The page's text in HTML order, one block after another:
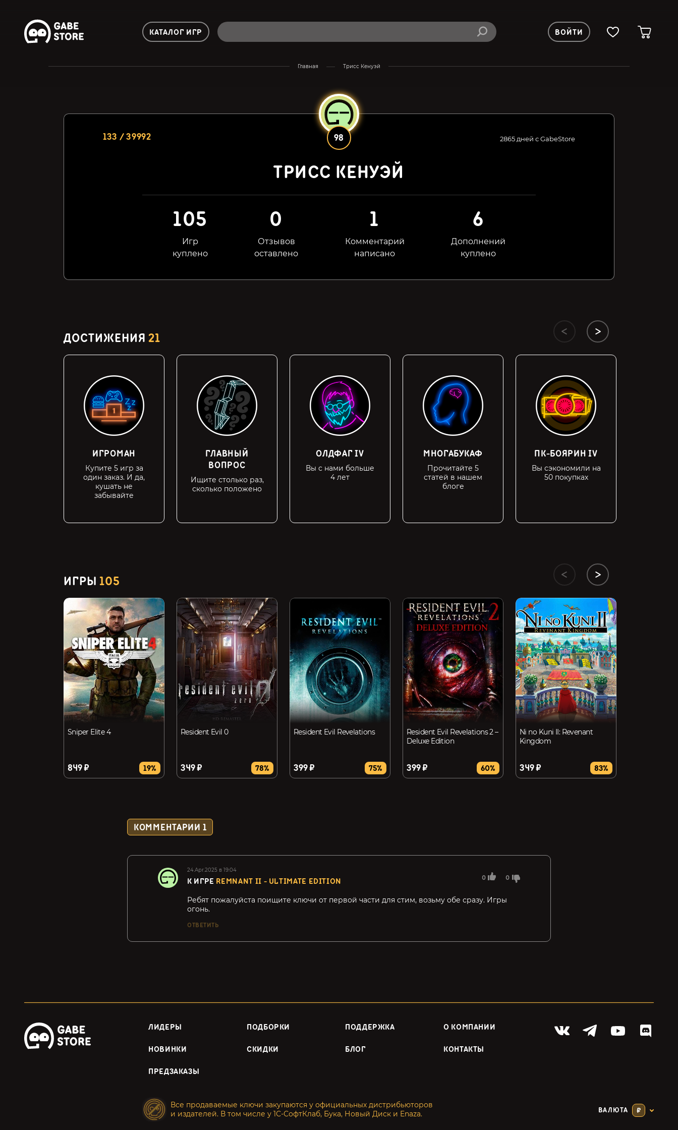
КАТАЛОГ ИГР ВОЙТИ
Главная Трисс Кенуэй
133 / 39992 98 2865 дней с GabeStore
ТРИСС КЕНУЭЙ
105
Игр
куплено
0
Отзывов
оставлено
1
Комментарий
написано
6
Дополнений
куплено
ДОСТИЖЕНИЯ 21
ИГРОМАН
Купите 5 игр за
один заказ. И да,
кушать не
забывайте
ГЛАВНЫЙ
ВОПРОС
Ищите столько раз,
сколько положено
ОЛДФАГ IV
Вы с нами больше
4 лет
МНОГАБУКАФ
Прочитайте 5
статей в нашем
блоге
ПК-БОЯРИН IV
Вы сэкономили на
50 покупках
ИГРЫ 105
Sniper Elite 4
849 ₽ 19%
Resident Evil 0
349 ₽ 78%
Resident Evil Revelations
399 ₽ 75%
Resident Evil Revelations 2 –
Deluxe Edition
399 ₽ 60%
Ni no Kuni II: Revenant
Kingdom
349 ₽ 83%
КОММЕНТАРИИ 1
24.Apr.2025 в 19:04
К ИГРЕ REMNANT II - ULTIMATE EDITION 0 0
Ребят пожалуйста поищите ключи от первой части для стим, возьму обе сразу. Игры
огонь.
ОТВЕТИТЬ
ЛИДЕРЫ ПОДБОРКИ ПОДДЕРЖКА О КОМПАНИИ
НОВИНКИ СКИДКИ БЛОГ КОНТАКТЫ
ПРЕДЗАКАЗЫ
Все продаваемые ключи закупаются у официальных дистрибьюторов
и издателей. В том числе у 1С-СофтКлаб, Бука, Новый Диск и Enaza.
ВАЛЮТА ₽